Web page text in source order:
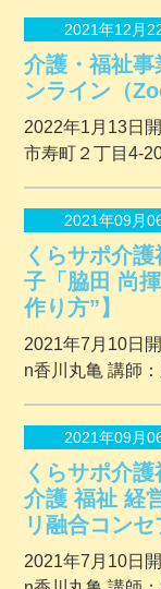
2021年12月
介護・福祉
ンライン（
2022年1月13日
市寿町２丁⽬4-
2021年09月
くらサポ介
子「脇田 尚
作り方”】
2021年7月10日
n香川丸亀 講師
2021年09月
くらサポ介
介護 福祉 経
リ融合コンセ
2021年7月10日